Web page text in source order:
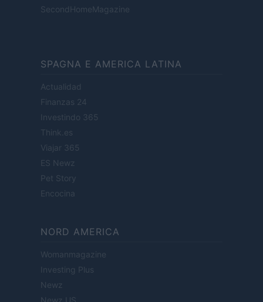
SecondHomeMagazine
SPAGNA E AMERICA LATINA
Actualidad
Finanzas 24
Investindo 365
Think.es
Viajar 365
ES Newz
Pet Story
Encocina
NORD AMERICA
Womanmagazine
Investing Plus
Newz